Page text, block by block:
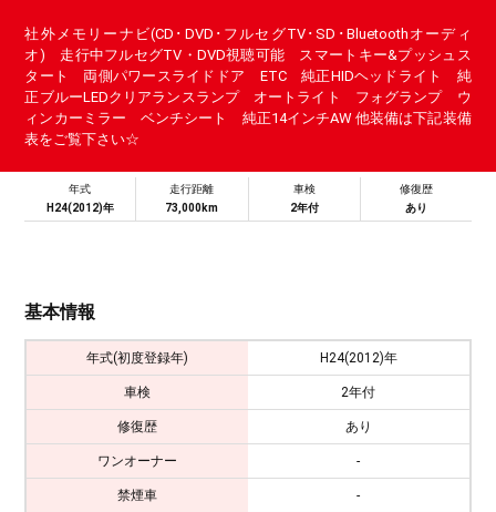
社外メモリーナビ(CD･DVD･フルセグTV･SD･Bluetoothオーディ
オ) 走行中フルセグTV・DVD視聴可能 スマートキー&プッシュス
タート 両側パワースライドドア ETC 純正HIDヘッドライト 純
正ブルーLEDクリアランスランプ オートライト フォグランプ ウ
ィンカーミラー ベンチシート 純正14インチAW 他装備は下記装備
表をご覧下さい☆
年式
H24(2012)年
走行距離
73,000km
車検
2年付
修復歴
あり
基本情報
年式(初度登録年) H24(2012)年
車検 2年付
修復歴 あり
ワンオーナー -
禁煙車 -